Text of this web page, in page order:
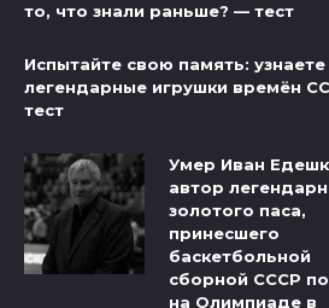
то, что знали раньше? — тест
Испытайте свою память:
легендарные игрушки времён
тест
Умер Иван
автор
золотого паса,
принесшего
баскетбольной
сборной СССР
на Олимпиаде в